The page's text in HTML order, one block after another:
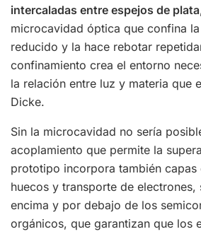
intercaladas entre espejos de plata
microcavidad óptica que confina
reducido y la hace rebotar
confinamiento crea el entorno
la relación entre luz y materia que
Dicke.
Sin la microcavidad no sería
acoplamiento que permite la
prototipo incorpora también
huecos y transporte de electrones,
encima y por debajo de los
orgánicos, que garantizan que los